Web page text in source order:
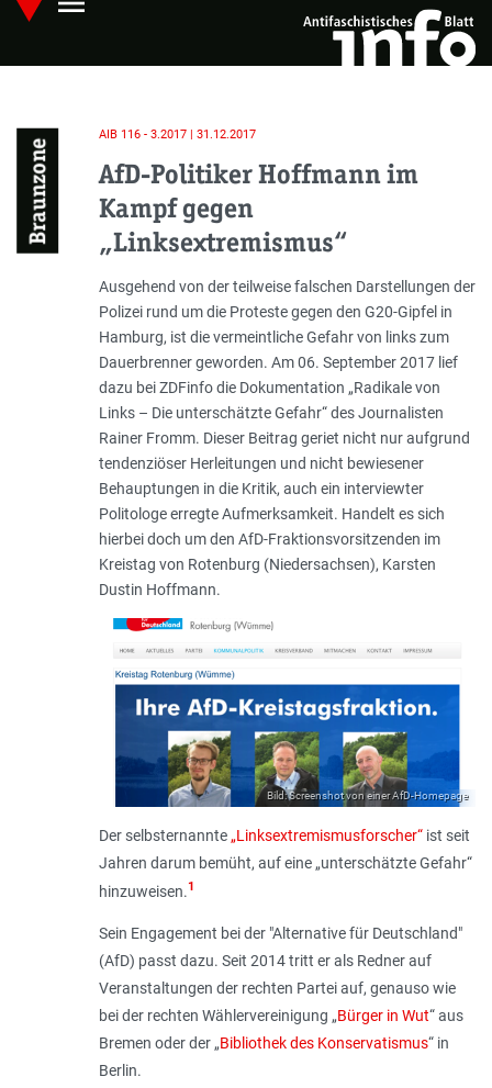
Skip
main
Hauptmenü öffnen
Braunzone
AIB 116 - 3.2017 | 31.12.2017
AfD-Politiker Hoffmann im
Kampf gegen
„Linksextremismus“
Einleitung
Ausgehend von der teilweise falschen Darstellungen der
Polizei rund um die Proteste gegen den G20-Gipfel in
Hamburg, ist die vermeintliche Gefahr von links zum
Dauerbrenner geworden. Am 06. September 2017 lief
dazu bei ZDFinfo die Dokumentation „Radikale von
Links – Die unterschätzte Gefahr“ des Journalisten
Rainer Fromm. Dieser Beitrag geriet nicht nur aufgrund
tendenziöser Herleitungen und nicht bewiesener
Behauptungen in die Kritik, auch ein interviewter
Politologe erregte Aufmerksamkeit. Handelt es sich
hierbei doch um den AfD-Fraktionsvorsitzenden im
Kreistag von Rotenburg (Niedersachsen), Karsten
Dustin Hoffmann.
Bild: Screenshot von einer AfD-Homepage
Der selbsternannte „Linksextremismus­forscher“ist seit
Jahren darum bemüht, auf eine „unterschätzte Gefahr“
hinzuweisen.1
Sein Engagement bei der "Alternative für Deutschland"
(AfD) passt dazu. Seit 2014 tritt er als Redner auf
Veranstaltungen der rechten Partei auf, genauso wie
bei der rechten Wählervereinigung „Bürger in Wut“ aus
Bremen oder der „Bibliothek des Konservatismus“ in
Berlin.